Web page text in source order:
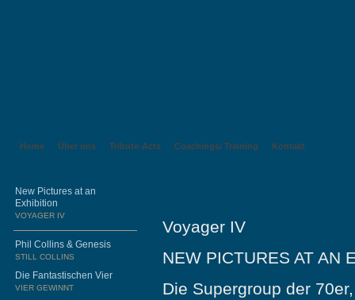
Home Über uns Tribute-Acts Coachings/ Training Kontakt
New Pictures at an
Exhibition
VOYAGER IV
Phil Collins & Genesis
STILL COLLINS
Die Fantastischen Vier
VIER GEWINNT
Voyager IV
NEW PICTURES AT AN
Die Supergroup der